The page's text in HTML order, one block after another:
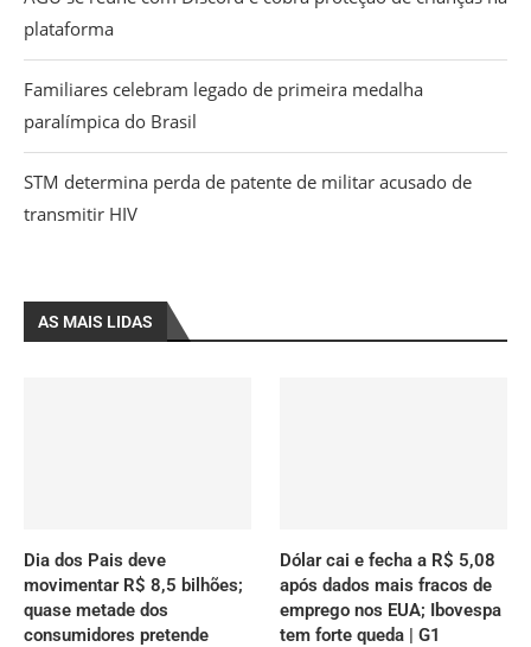
plataforma
Familiares celebram legado de primeira medalha
paralímpica do Brasil
STM determina perda de patente de militar acusado de
transmitir HIV
AS MAIS LIDAS
Dia dos Pais deve
movimentar R$ 8,5 bilhões;
quase metade dos
consumidores pretende
Dólar cai e fecha a R$ 5,08
após dados mais fracos de
emprego nos EUA; Ibovespa
tem forte queda | G1